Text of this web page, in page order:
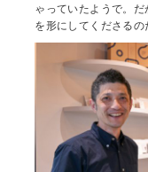
ゃっていたようで。
を形にしてくださるの